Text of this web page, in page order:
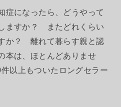
症になったら、どうやって
ますか？ またどれくらい
か？ 離れて暮らす親と認
本は、ほとんどありませ
以上もついたロングセラー